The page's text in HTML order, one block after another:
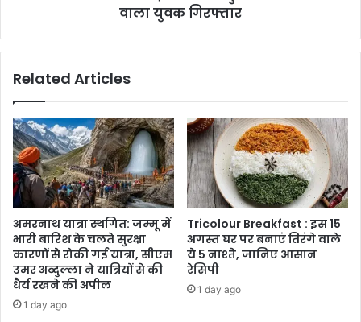
वाला युवक गिरफ्तार
Related Articles
अमरनाथ यात्रा स्थगित: जम्मू में
भारी बारिश के चलते सुरक्षा
कारणों से रोकी गई यात्रा, सीएम
उमर अब्दुल्ला ने यात्रियों से की
धैर्य रखने की अपील
1 day ago
Tricolour Breakfast : इस 15
अगस्त घर पर बनाएं तिरंगे वाले
ये 5 नाश्ते, जानिए आसान
रेसिपी
1 day ago